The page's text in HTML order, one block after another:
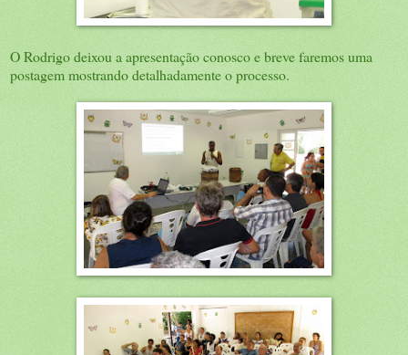
O Rodrigo deixou a apresentação conosco e breve faremos uma
postagem mostrando detalhadamente o processo.